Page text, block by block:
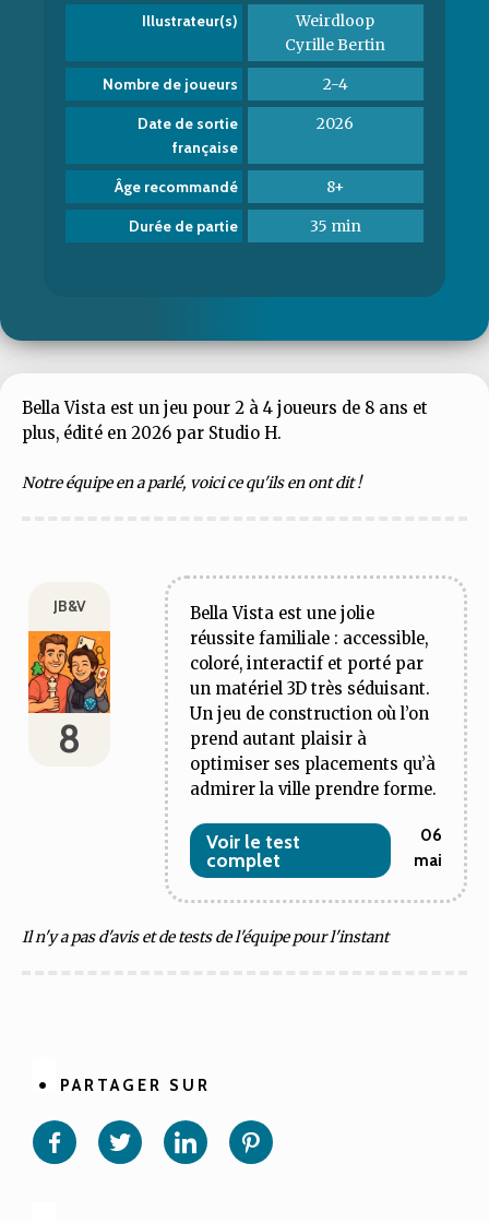
Illustrateur(s)
Weirdloop
Cyrille Bertin
Nombre de joueurs 2-4
Date de sortie
française
2026
Âge recommandé 8+
Durée de partie 35 min
Bella Vista est un jeu pour 2 à 4 joueurs de 8 ans et
plus, édité en 2026 par Studio H.
Notre équipe en a parlé, voici ce qu'ils en ont dit !
JB&V
8
Bella Vista est une jolie
réussite familiale : accessible,
coloré, interactif et porté par
un matériel 3D très séduisant.
Un jeu de construction où l’on
prend autant plaisir à
optimiser ses placements qu’à
admirer la ville prendre forme.
Voir le test
complet
06
mai
Il n'y a pas d'avis et de tests de l'équipe pour l'instant
PARTAGER SUR
sur sur sur